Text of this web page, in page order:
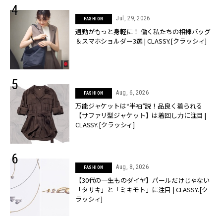
FASHION Jul, 29, 2026
通勤がもっと身軽に！ 働く私たちの相棒バッグ
＆スマホショルダー3選 | CLASSY.[クラッシィ]
FASHION Aug, 6, 2026
万能ジャケットは“半袖”説！品良く着られる
【サファリ型ジャケット】は着回し力に注目 |
CLASSY.[クラッシィ]
FASHION Aug, 8, 2026
【30代の一生ものダイヤ】パールだけじゃない
「タサキ」と「ミキモト」に注目 | CLASSY.[ク
ラッシィ]